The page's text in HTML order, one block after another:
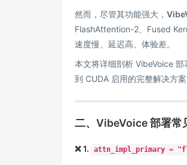
然而，尽管其功能强大，
FlashAttention-2、Fused
速度慢、延迟高、体验差。
本文将详细剖析 VibeVoice 部
到 CUDA 启用的完整解决方案
二、VibeVoice 部署常
❌ 1. attn_impl_primary =